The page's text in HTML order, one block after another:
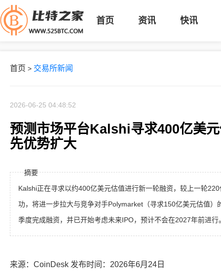
首页 资讯 快讯
首页 > 交易所新闻
2026-06-25 04:48:52
预测市场平台Kalshi寻求400亿美
先优势扩大
摘要
Kalshi正在寻求以约400亿美元估值进行新一轮融资，较上一轮
功，将进一步拉大与竞争对手Polymarket（寻求150亿美元估值）
季度完成融资，并已开始考虑未来IPO，预计不会在2027年前进行
来源：CoinDesk 发布时间：2026年6月24日